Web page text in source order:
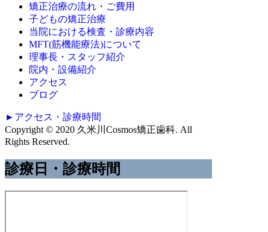
矯正治療の流れ・ご費用
子どもの矯正治療
当院における検査・診療内容
MFT(筋機能療法)について
理事長・スタッフ紹介
院内・設備紹介
アクセス
ブログ
►アクセス・診療時間
Copyright © 2020 久米川Cosmos矯正歯科. All
Rights Reserved.
診療日・診療時間